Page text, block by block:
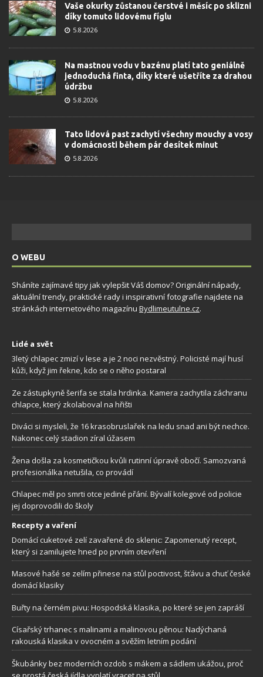
Vaše okurky zůstanou čerstvé i měsíc po sklizni
díky tomuto lidovému fíglu
5.8.2026
Na mastnou vodu v bazénu platí tato geniálně
jednoduchá finta, díky které ušetříte za drahou
údržbu
5.8.2026
Tato lidová past zachytí všechny mouchy a vosy
v domácnosti během pár desítek minut
5.8.2026
O WEBU
Sháníte zajímavé tipy jak vylepšit Váš domov? Originální nápady,
aktuální trendy, praktické rady i inspirativní fotografie najdete na
stránkách internetového magazínu Bydlimeutulne.cz.
Lidé a svět
3letý chlapec zmizí v lese a je 2 noci nezvěstný. Policisté mají husí
kůži, když jim řekne, kdo se o něho postaral
Ze zástupkyně šerifa se stala hrdinka. Kamera zachytila záchranu
chlapce, který zkolaboval na hřišti
Diváci si mysleli, že 16 krasobruslařek na ledu snad ani být nechce.
Nakonec celý stadion zíral úžasem
Žena došla za kosmetičkou kvůli rutinní úpravě obočí. Samozvaná
profesionálka netušila, co provádí
Chlapec měl po smrti otce jediné přání. Bývalí kolegové od policie
jej doprovodili do školy
Recepty a vaření
Domácí cuketové zelí zavařené do sklenic: Zapomenutý recept,
který si zamilujete hned po prvním otevření
Masové hašé se zelím přinese na stůl poctivost, šťávu a chuť české
domácí klasiky
Buřty na černém pivu: Hospodská klasika, po které se jen zapráší
Císařský trhanec s malinami a malinovou pěnou: Nadýchaná
rakouská klasika v ovocném a svěžím letním podání
Škubánky bez moderních ozdob s mákem a sádlem ukážou, proč